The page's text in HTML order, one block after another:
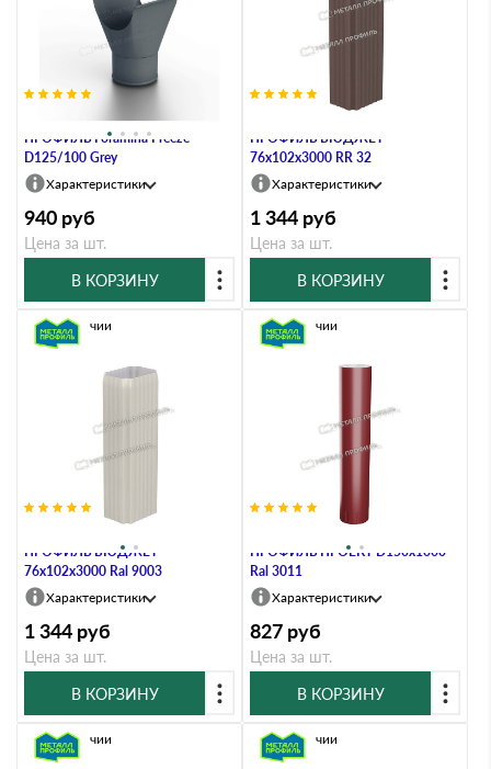
Воронка выпускная МЕТАЛЛ
ПРОФИЛЬ Foramina Freeze
D125/100 Grey
Характеристики
940 руб
Цена за шт.
В КОРЗИНУ
ПРОФИЛЬ БЮДЖЕТ
76х102х3000 RR 32
Характеристики
1 344 руб
Цена за шт.
В КОРЗИНУ
ПРОФИЛЬ БЮДЖЕТ
76х102х3000 Ral 9003
В наличии
Характеристики
1 344 руб
Цена за шт.
В КОРЗИНУ
ПРОФИЛЬ ПРОЕКТ D150х1000
Ral 3011
В наличии
Характеристики
827 руб
Цена за шт.
В КОРЗИНУ
В наличии В наличии